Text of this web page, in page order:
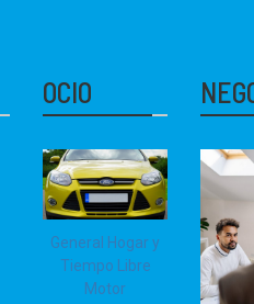
OCIO
General Hogar y
Tiempo Libre
Motor